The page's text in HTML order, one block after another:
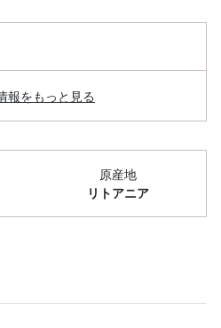
報をもっと見る
原産地
リトアニア